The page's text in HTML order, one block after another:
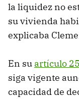
la liquidez no
su vivienda
explicaba
En su artículo
siga vigente
capacidad de